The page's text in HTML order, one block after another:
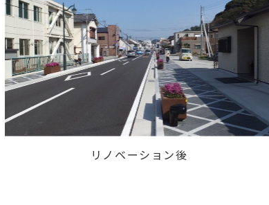
リノベーション後